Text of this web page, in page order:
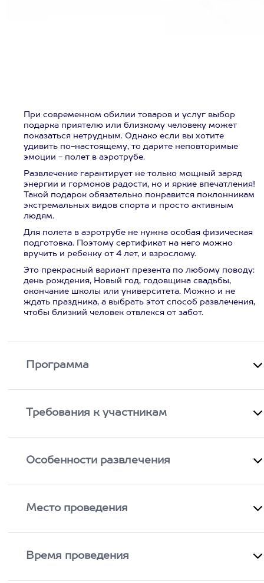
При современном обилии товаров и услуг выбор
подарка приятелю или близкому человеку может
показаться нетрудным. Однако если вы хотите
удивить по-настоящему, то дарите неповторимые
эмоции - полет в аэротрубе.
Развлечение гарантирует не только мощный заряд
энергии и гормонов радости, но и яркие впечатления!
Такой подарок обязательно понравится поклонникам
экстремальных видов спорта и просто активным
людям.
Для полета в аэротрубе не нужна особая физическая
подготовка. Поэтому сертификат на него можно
вручить и ребенку от 4 лет, и взрослому.
Это прекрасный вариант презента по любому поводу:
день рождения, Новый год, годовщина свадьбы,
окончание школы или университета. Можно и не
ждать праздника, а выбрать этот способ развлечения,
чтобы близкий человек отвлекся от забот.
Программа
Требования к участникам
Особенности развлечения
Место проведения
Время проведения